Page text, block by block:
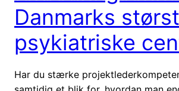
Danmarks
psykiatriske
Har du stærke